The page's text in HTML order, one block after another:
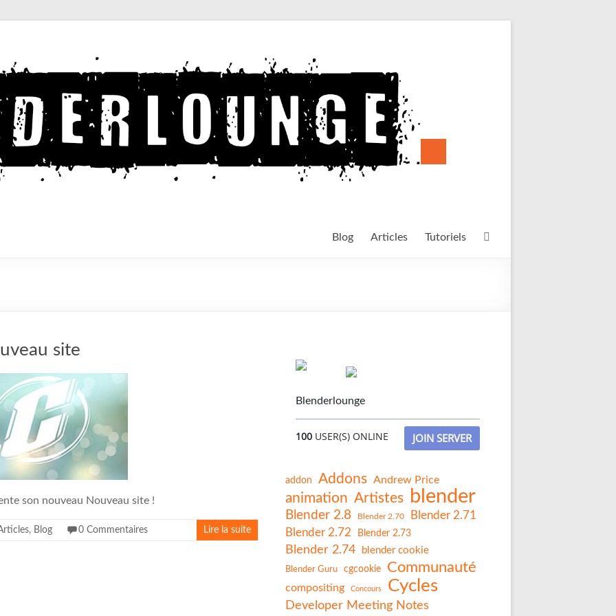
Blog Articles Tutoriels
site
son nouveau Nouveau site !
, Blog 0 Commentaires Lire la suite
Blenderlounge
100USER(S) ONLINE JOIN SERVER
addon Addons Andrew Price
animation Artistes blender
Blender 2.8 Blender 2.70
Blender 2.71
Blender 2.72
Blender 2.73
Blender 2.74 blender cookie
Blender Guru cgcookie Communauté
compositing Concours Cycles
Developer Meeting Notes